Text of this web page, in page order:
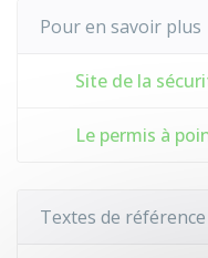
Pour en savoir plus
Site de la
Le permis à
Textes de référence